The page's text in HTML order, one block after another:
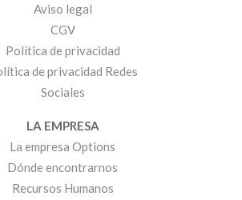
Aviso legal
CGV
Política de privacidad
de privacidad Redes
Sociales
LA EMPRESA
La empresa Options
Dónde encontrarnos
Recursos Humanos